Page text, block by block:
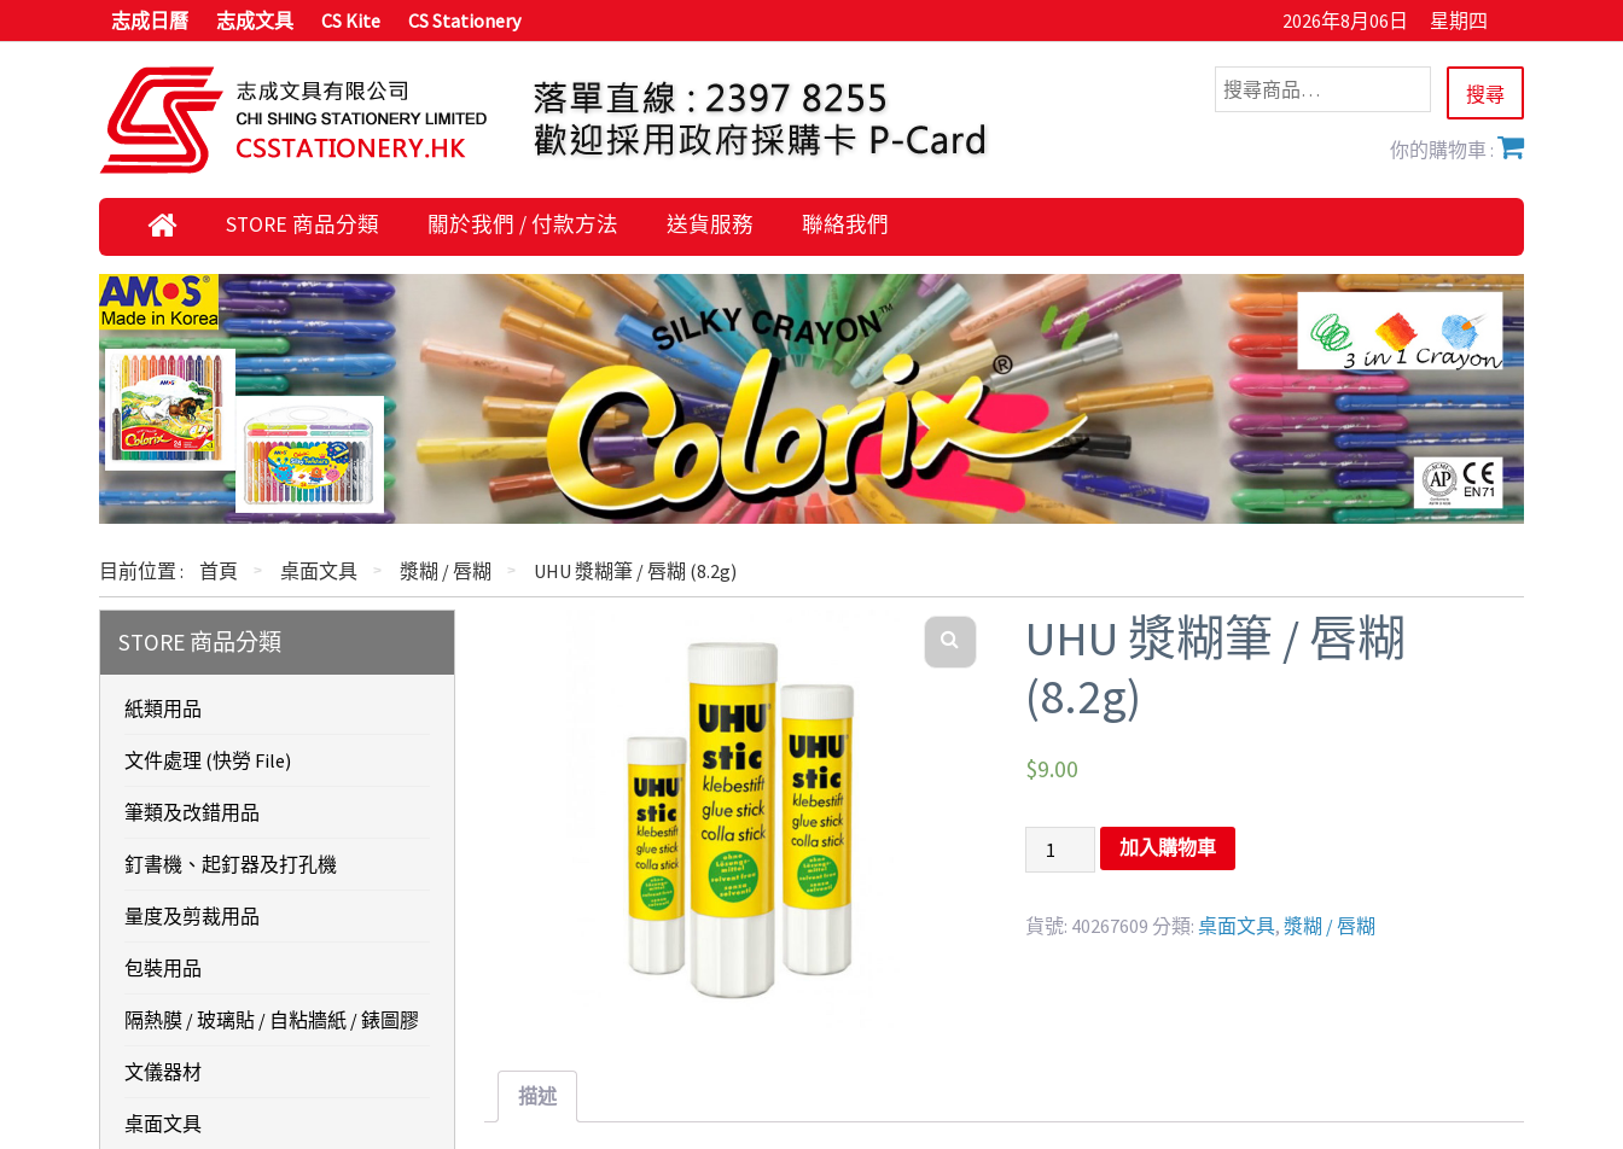
志成日曆 志成文具 CS Kite CS Stationery 2026年8月06日 星期四
你的購物車 :
STORE 商品分類 關於我們 / 付款方法 送貨服務 聯絡我們
目前位置 : 首頁 桌面文具 漿糊 / 唇糊 UHU 漿糊筆 / 唇糊 (8.2g)
UHU 漿糊筆 / 唇糊
(8.2g)
$9.00
加入購物車
貨號: 40267609 分類: 桌面文具, 漿糊 / 唇糊
描述
STORE 商品分類
紙類用品
文件處理 (快勞 File)
筆類及改錯用品
釘書機、起釘器及打孔機
量度及剪裁用品
包裝用品
隔熱膜 / 玻璃貼 / 自粘牆紙 / 錶圖膠
文儀器材
桌面文具